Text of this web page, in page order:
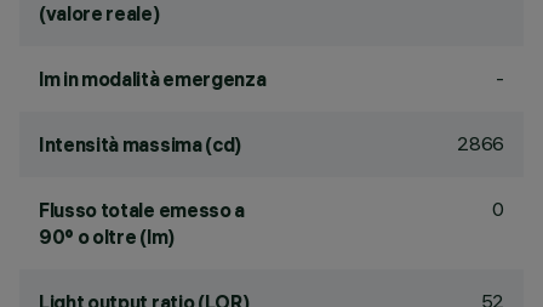
(valore reale)
lm in modalità emergenza -
Intensità massima (cd) 2866
Flusso totale emesso a
90° o oltre (lm)
0
Light output ratio (LOR) 52